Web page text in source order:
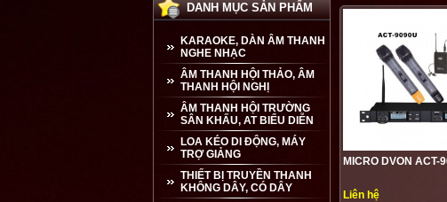
DANH MỤC SẢN PHẨM
KARAOKE, DÀN ÂM THANH
NGHE NHẠC
ÂM THANH HỘI THẢO, ÂM
THANH HỘI NGHỊ
ÂM THANH HỘI TRƯỜNG
SÂN KHẤU, AT BIỂU DIỄN
LOA KÉO DI ĐỘNG, MÁY
TRỢ GIẢNG
THIẾT BỊ TRUYỀN THANH
KHÔNG DÂY, CÓ DÂY
MICRO DVON ACT-
Liên hệ